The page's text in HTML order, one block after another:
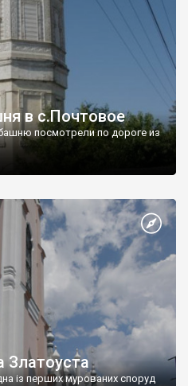
в с.Почтовое
посмотрели по дороге из
Златоуста
із перших мурованих споруд